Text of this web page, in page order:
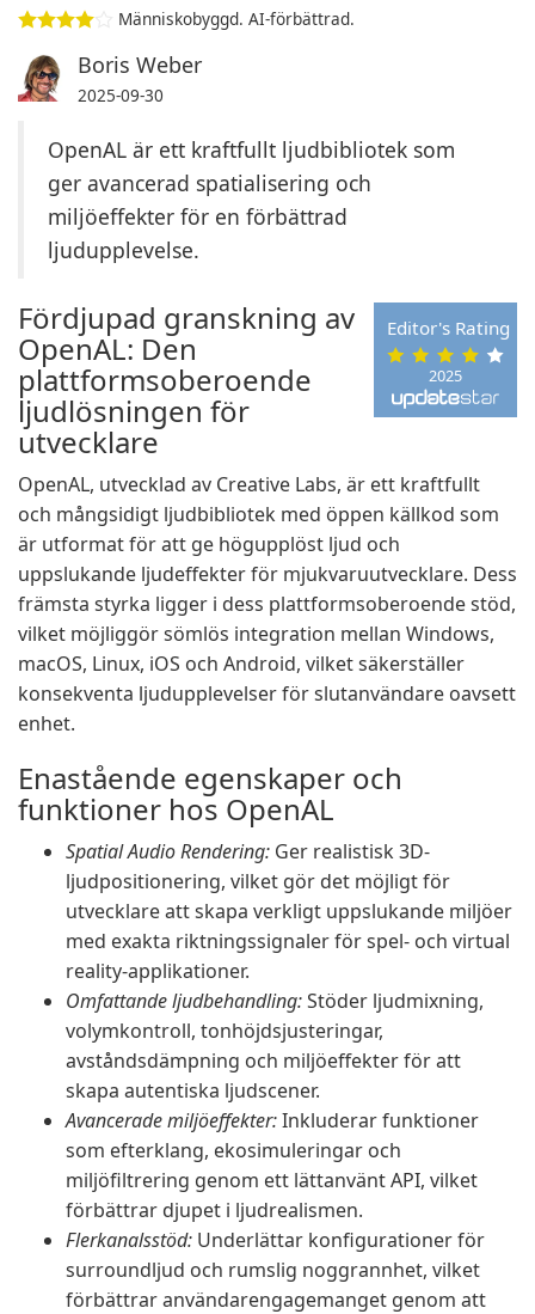
Människobyggd. AI-förbättrad.
Boris Weber
2025-09-30
OpenAL är ett kraftfullt ljudbibliotek som
ger avancerad spatialisering och
miljöeffekter för en förbättrad
ljudupplevelse.
2025
Editor's Rating
Fördjupad granskning av
OpenAL: Den
plattformsoberoende
ljudlösningen för
utvecklare
OpenAL, utvecklad av Creative Labs, är ett kraftfullt
och mångsidigt ljudbibliotek med öppen källkod som
är utformat för att ge högupplöst ljud och
uppslukande ljudeffekter för mjukvaruutvecklare. Dess
främsta styrka ligger i dess plattformsoberoende stöd,
vilket möjliggör sömlös integration mellan Windows,
macOS, Linux, iOS och Android, vilket säkerställer
konsekventa ljudupplevelser för slutanvändare oavsett
enhet.
Enastående egenskaper och
funktioner hos OpenAL
Spatial Audio Rendering: Ger realistisk 3D-
ljudpositionering, vilket gör det möjligt för
utvecklare att skapa verkligt uppslukande miljöer
med exakta riktningssignaler för spel- och virtual
reality-applikationer.
Omfattande ljudbehandling:Stöder ljudmixning,
volymkontroll, tonhöjdsjusteringar,
avståndsdämpning och miljöeffekter för att
skapa autentiska ljudscener.
Avancerade miljöeffekter:Inkluderar funktioner
som efterklang, ekosimuleringar och
miljöfiltrering genom ett lättanvänt API, vilket
förbättrar djupet i ljudrealismen.
Flerkanalsstöd: Underlättar konfigurationer för
surroundljud och rumslig noggrannhet, vilket
förbättrar användarengagemanget genom att